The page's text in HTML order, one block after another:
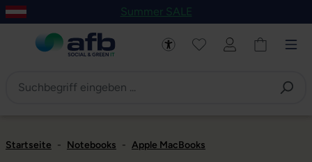
Hauptinhalt springen
Zur Navigation der B2B-Plattform springen
Summer SALE
Startseite - Notebooks - Apple MacBooks